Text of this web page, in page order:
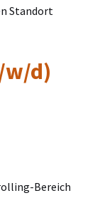
Standort
w/d)
Bereich